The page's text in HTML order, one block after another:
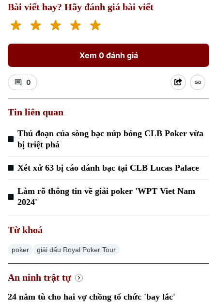
Xu hướng
Bài viết hay? Hãy đánh giá bài viết
Xem 0 đánh giá
0
Tin liên quan
Thủ đoạn của sòng bạc núp bóng CLB Poker vừa
bị triệt phá
Xét xử 63 bị cáo đánh bạc tại CLB Lucas Palace
Làm rõ thông tin về giải poker 'WPT Viet Nam
2024'
Từ khoá
poker giải đấu Royal Poker Tour
An ninh trật tự
24 năm tù cho hai vợ chồng tổ chức 'bay lắc'